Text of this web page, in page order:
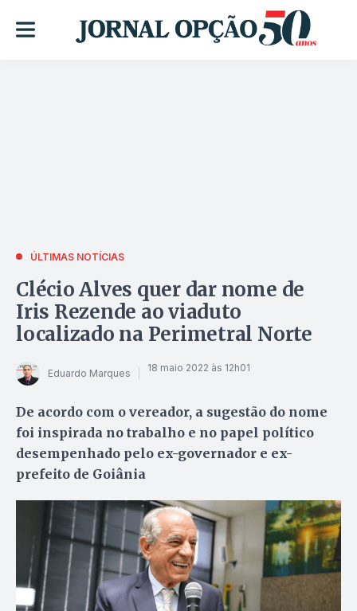
ÚLTIMAS NOTÍCIAS
Clécio Alves quer dar nome de
Iris Rezende ao viaduto
localizado na Perimetral Norte
Eduardo Marques 18 maio 2022 às 12h01
De acordo com o vereador, a sugestão do nome
foi inspirada no trabalho e no papel político
desempenhado pelo ex-governador e ex-
prefeito de Goiânia